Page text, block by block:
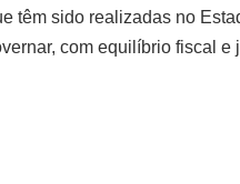
têm sido realizadas no
com equilíbrio fiscal